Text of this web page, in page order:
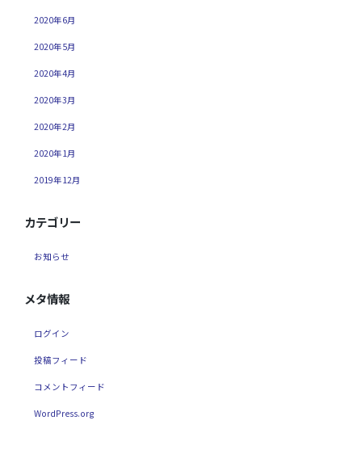
2020年6月
2020年5月
2020年4月
2020年3月
2020年2月
2020年1月
2019年12月
カテゴリー
お知らせ
メタ情報
ログイン
投稿フィード
コメントフィード
WordPress.org